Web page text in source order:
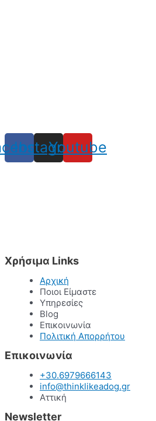
Instagram
Youtube
Χρήσιμα Links
Αρχική
Ποιοι Είμαστε
Υπηρεσίες
Blog
Επικοινωνία
Πολιτική Απορρήτου
Επικοινωνία
+30.6979666143
info@thinklikeadog.gr
Αττική
Newsletter